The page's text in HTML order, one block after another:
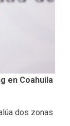
en Coahuila
⁠dos zonas